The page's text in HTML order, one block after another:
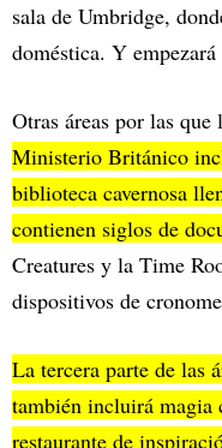
sala de Umbridge,
doméstica. Y
Otras áreas por las
Ministerio Británico
biblioteca cavernosa
contienen siglos de
Creatures y la Time
dispositivos de
La tercera parte de las
también incluirá magia
restaurante de